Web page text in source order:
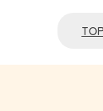
TOP